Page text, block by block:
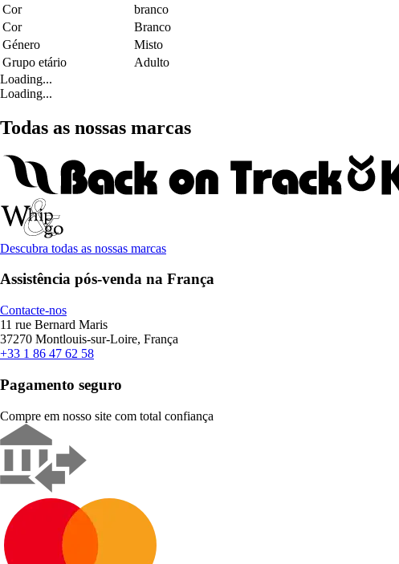
Cor
branco
Cor
Branco
Género
Misto
Grupo etário
Adulto
Loading...
Loading...
Todas as nossas marcas
Descubra todas as nossas marcas
Assistência pós-venda na França
Contacte-nos
11 rue Bernard Maris
37270 Montlouis-sur-Loire, França
+33 1 86 47 62 58
Pagamento seguro
Compre em nosso site com total confiança